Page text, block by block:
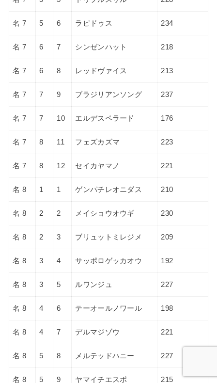
名 7 5 6 ラピドゥス 234
名 7 6 7 シンゼンハット 218
名 7 6 8 レッドヴァイス 213
名 7 7 9 ブラジリアンソング 237
名 7 7 10 エルデスペラード 176
名 7 8 11 フェズカズマ 223
名 7 8 12 セイカヤマノ 221
名 8 1 1 ゲンパチレオニダス 210
名 8 2 2 メイショウオウギ 230
名 8 2 3 ブリュットミレジメ 209
名 8 3 4 サッポロゲッカオウ 192
名 8 3 5 ルワンジュ 227
名 8 4 6 テーオールノワール 198
名 8 4 7 デルマジゾウ 221
名 8 5 8 メルテッドハニー 227
名 8 5 9 ヤマイチエスポ 215